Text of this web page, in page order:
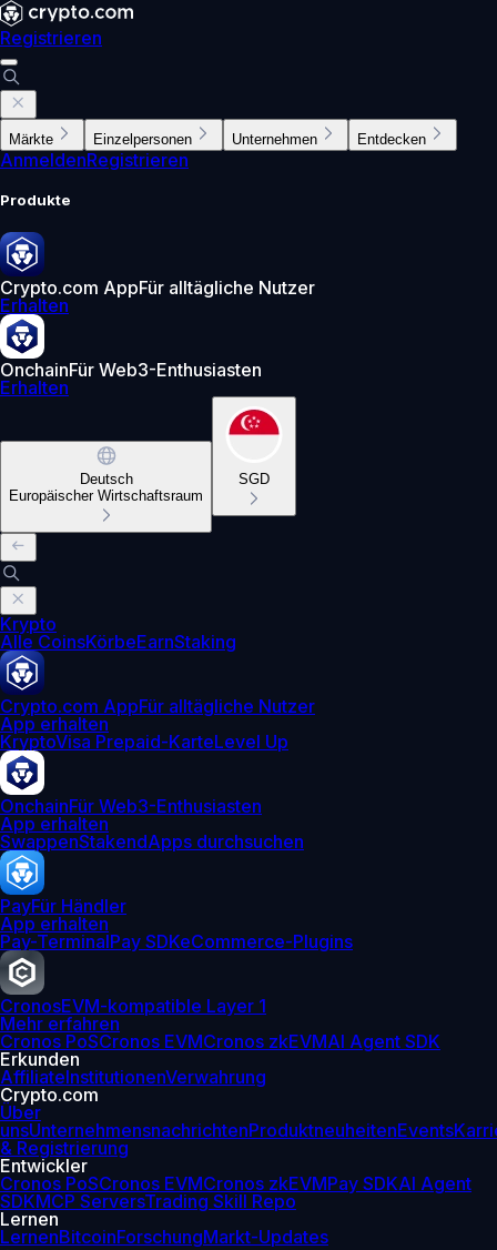
Registrieren
Märkte Einzelpersonen Unternehmen Entdecken
AnmeldenRegistrieren
Produkte
Crypto.com AppFür alltägliche Nutzer
Erhalten
OnchainFür Web3-Enthusiasten
Erhalten
Deutsch
Europäischer Wirtschaftsraum
SGD
Krypto
Alle CoinsKörbeEarnStaking
Crypto.com AppFür alltägliche Nutzer
App erhalten
KryptoVisa Prepaid-KarteLevel Up
OnchainFür Web3-Enthusiasten
App erhalten
SwappenStakendApps durchsuchen
PayFür Händler
App erhalten
Pay-TerminalPay SDKeCommerce-Plugins
CronosEVM-kompatible Layer 1
Mehr erfahren
Cronos PoSCronos EVMCronos zkEVMAI Agent SDK
Erkunden
AffiliateInstitutionenVerwahrung
Crypto.com
Über
unsUnternehmensnachrichtenProduktneuheitenEvents
& Registrierung
Entwickler
Cronos PoSCronos EVMCronos zkEVMPay SDKAI Agent
SDKMCP ServersTrading Skill Repo
Lernen
LernenBitcoinForschungMarkt-Updates